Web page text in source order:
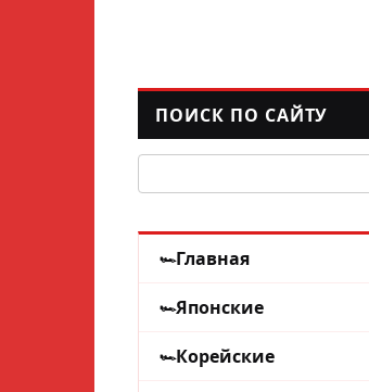
ПОИСК ПО САЙТУ
Главная
Японские
Корейские